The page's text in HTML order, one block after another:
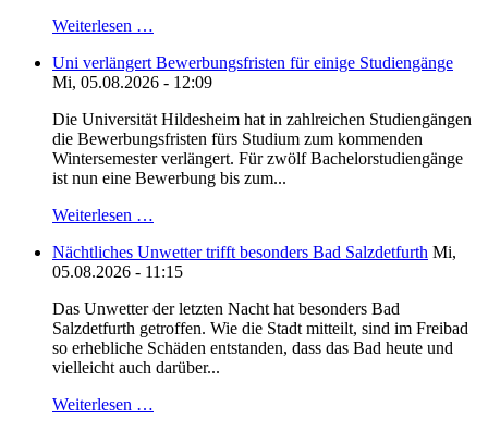
Weiterlesen …
Uni verlängert Bewerbungsfristen für einige Studiengänge
Mi, 05.08.2026 - 12:09
Die Universität Hildesheim hat in zahlreichen Studiengängen
die Bewerbungsfristen fürs Studium zum kommenden
Wintersemester verlängert. Für zwölf Bachelorstudiengänge
ist nun eine Bewerbung bis zum...
Weiterlesen …
Nächtliches Unwetter trifft besonders Bad Salzdetfurth Mi,
05.08.2026 - 11:15
Das Unwetter der letzten Nacht hat besonders Bad
Salzdetfurth getroffen. Wie die Stadt mitteilt, sind im Freibad
so erhebliche Schäden entstanden, dass das Bad heute und
vielleicht auch darüber...
Weiterlesen …